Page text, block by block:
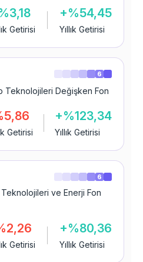
Getirisi
+%54,45
Yıllık Getirisi
Teknolojileri Değişken Fon
Getirisi
+%123,34
Yıllık Getirisi
6
ve Enerji Fon
Getirisi
+%80,36
Yıllık Getirisi
6